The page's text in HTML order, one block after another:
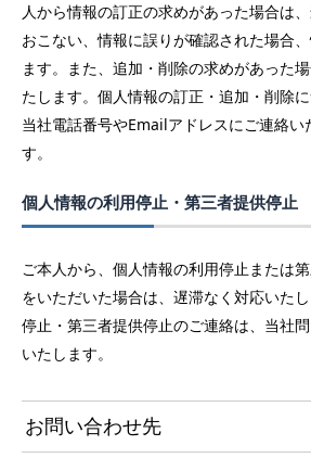
人から情報の訂正の求めがあった場合は
おこない、情報に誤りが確認された場合
ます。また、追加・削除の求めがあった
たします。個人情報の訂正・追加・削除
当社電話番号やEmailアドレスにご連絡い
す。
個人情報の利用停止・第三者提供停止
ご本人から、個人情報の利用停止または
をいただいた場合は、遅滞なく対応いた
停止・第三者提供停止のご連絡は、当社
いたします。
お問い合わせ先